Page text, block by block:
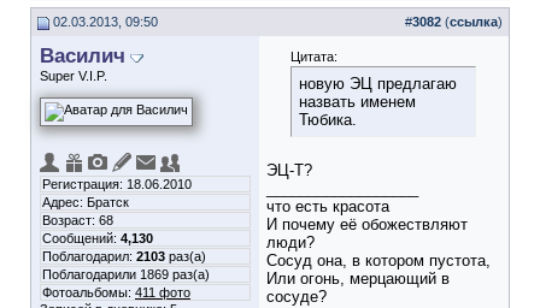
02.03.2013, 09:50 #3082 (ссылка)
Василич
Super V.I.P.
Регистрация: 18.06.2010
Адрес: Братск
Возраст: 68
Сообщений: 4,130
Поблагодарил: 2103 раз(а)
Поблагодарили 1869 раз(а)
Фотоальбомы: 411 фото
Цитата:
новую ЭЦ предлагаю
назвать именем
Тюбика.
ЭЦ-Т?
что есть красота
И почему её обожествляют
люди?
Сосуд она, в котором пустота,
Или огонь, мерцающий в
сосуде?